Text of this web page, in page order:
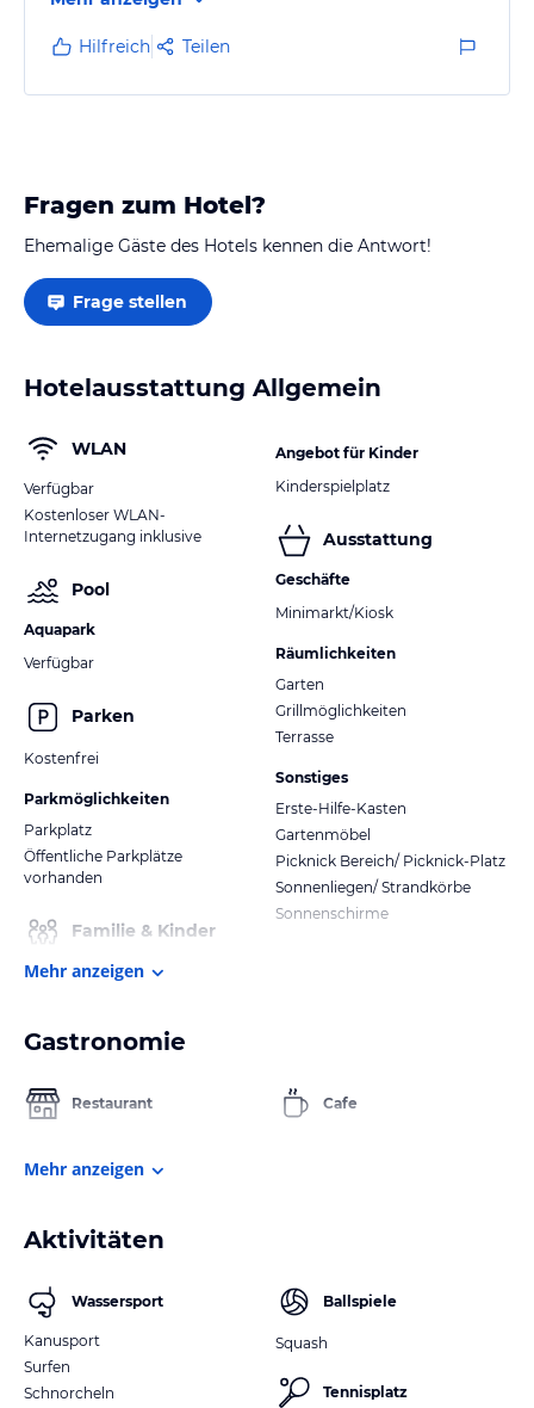
Hilfreich Teilen
Fragen zum Hotel?
Ehemalige Gäste des Hotels kennen die Antwort!
Frage stellen
Hotelausstattung Allgemein
WLAN
Verfügbar
Kostenloser WLAN-
Internetzugang inklusive
Pool
Aquapark
Verfügbar
Parken
Kostenfrei
Parkmöglichkeiten
Parkplatz
Öffentliche Parkplätze
vorhanden
Familie & Kinder
Angebot für Kinder
Kinderspielplatz
Ausstattung
Geschäfte
Minimarkt/Kiosk
Räumlichkeiten
Garten
Grillmöglichkeiten
Terrasse
Sonstiges
Erste-Hilfe-Kasten
Gartenmöbel
Picknick Bereich/ Picknick-Platz
Sonnenliegen/ Strandkörbe
Sonnenschirme
Mehr anzeigen
Gastronomie
Restaurant Cafe
Mehr anzeigen
Aktivitäten
Wassersport
Kanusport
Surfen
Schnorcheln
Ballspiele
Squash
Tennisplatz